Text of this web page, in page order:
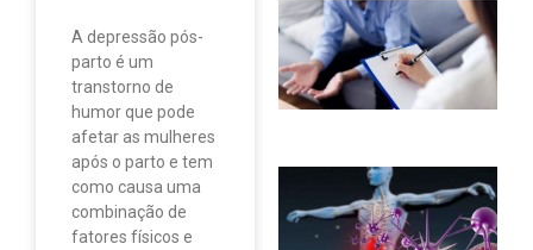
A depressão pós-
parto é um
transtorno de
humor que pode
afetar as mulheres
após o parto e tem
como causa uma
combinação de
fatores físicos e